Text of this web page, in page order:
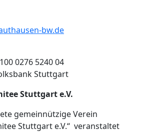
bw.de
0276 5240 04
Stuttgart
Stuttgart e.V.
gemeinnützige Verein
Stuttgart e.V.“ veranstaltet